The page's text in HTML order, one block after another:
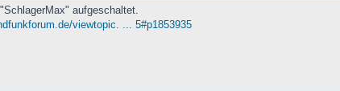
aufgeschaltet.
viewtopic. ... 5#p1853935